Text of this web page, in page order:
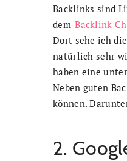
Backlinks sind
dem Backlink
Dort sehe ich
natürlich sehr
haben eine
Neben guten
können.
2.